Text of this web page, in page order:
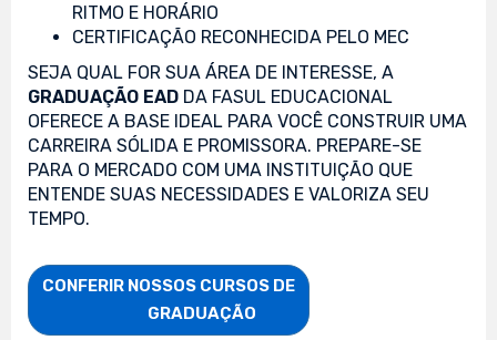
RITMO E HORÁRIO
CERTIFICAÇÃO RECONHECIDA PELO MEC
SEJA QUAL FOR SUA ÁREA DE INTERESSE, A
GRADUAÇÃO EAD DA FASUL EDUCACIONAL
OFERECE A BASE IDEAL PARA VOCÊ CONSTRUIR UMA
CARREIRA SÓLIDA E PROMISSORA. PREPARE-SE
PARA O MERCADO COM UMA INSTITUIÇÃO QUE
ENTENDE SUAS NECESSIDADES E VALORIZA SEU
TEMPO.
CONFERIR NOSSOS CURSOS DE
                    GRADUAÇÃO